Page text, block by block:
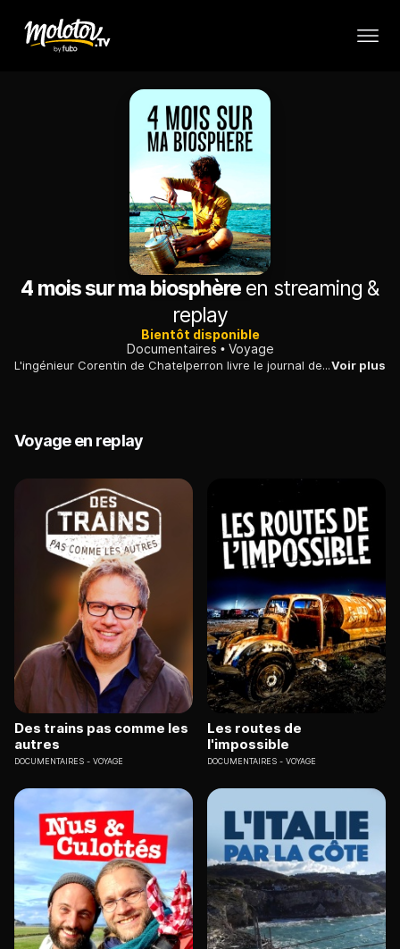
4 mois sur ma biosphère en streaming &
replay
Bientôt disponible
Documentaires
Voyage
L'ingénieur Corentin de Chatelperron livre le journal de bord de son expérience de quatre mois en autonomie sur un radeau grâce aux low-tech.Voir plus
Voyage en replay
Des trains pas comme les
autres
DOCUMENTAIRES VOYAGE
Les routes de
l'impossible
DOCUMENTAIRES VOYAGE